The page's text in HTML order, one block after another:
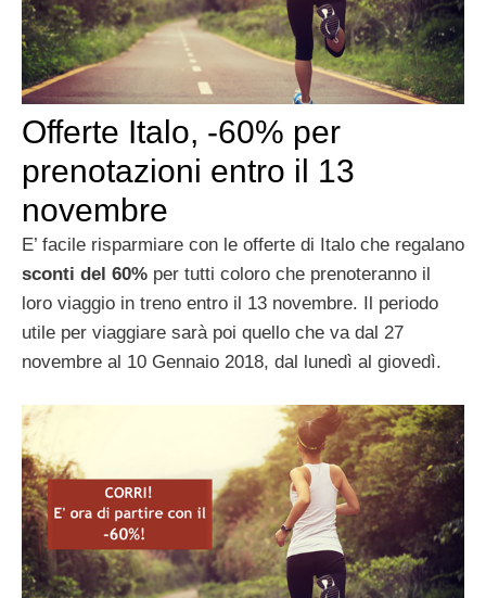
Offerte Italo, -60% per
prenotazioni entro il 13
novembre
E’ facile risparmiare con le offerte di Italo che regalano
sconti del 60% per tutti coloro che prenoteranno il
loro viaggio in treno entro il 13 novembre. Il periodo
utile per viaggiare sarà poi quello che va dal 27
novembre al 10 Gennaio 2018, dal lunedì al giovedì.